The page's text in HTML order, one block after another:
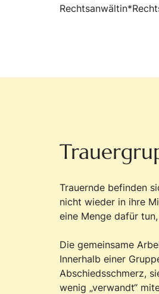
Trauernde befinden
nicht wieder in ihre
eine Menge dafür
Die gemeinsame
Innerhalb einer
Abschiedsschmerz,
wenig „verwandt“